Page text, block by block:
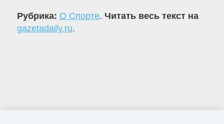
Рубрика: О Спорте. Читать весь текст на
gazetadaily.ru.